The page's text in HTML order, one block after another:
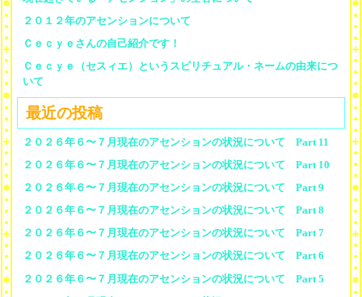
２０１２年のアセンションについて
Ｃｅｃｙｅさんの自己紹介です！
Ｃｅｃｙｅ（セスィエ）というスピリチュアル・ネームの由来につ
いて
最近の投稿
２０２６年６〜７月現在のアセンションの状況について Part 11
２０２６年６〜７月現在のアセンションの状況について Part 10
２０２６年６〜７月現在のアセンションの状況について Part 9
２０２６年６〜７月現在のアセンションの状況について Part 8
２０２６年６〜７月現在のアセンションの状況について Part 7
２０２６年６〜７月現在のアセンションの状況について Part 6
２０２６年６〜７月現在のアセンションの状況について Part 5